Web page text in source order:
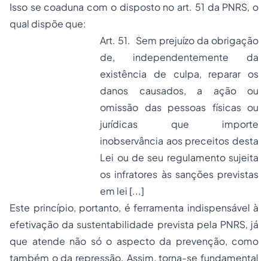
Isso se coaduna com o disposto no art. 51 da PNRS, o
qual dispõe que:
Art. 51. Sem prejuízo da obrigação
de, independentemente da
existência de culpa, reparar os
danos causados, a ação ou
omissão das pessoas físicas ou
jurídicas que importe
inobservância aos preceitos desta
Lei ou de seu regulamento sujeita
os infratores às sanções previstas
em lei [...]
Este princípio, portanto, é ferramenta indispensável à
efetivação da sustentabilidade prevista pela PNRS, já
que atende não só o aspecto da prevenção, como
também o da repressão. Assim, torna-se fundamental